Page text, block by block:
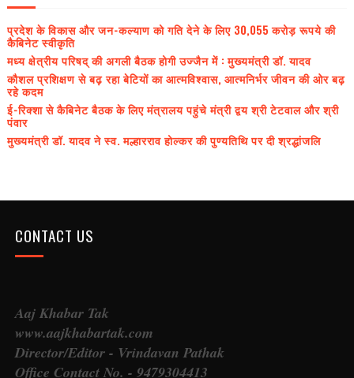
प्रदेश के विकास और जन-कल्याण को गति देने के लिए 30,055 करोड़ रूपये की
कैबिनेट स्वीकृति
मध्य क्षेत्रीय परिषद् की अगली बैठक होगी उज्जैन में : मुख्यमंत्री डॉ. यादव
कौशल प्रशिक्षण से बढ़ रहा बेटियों का आत्मविश्वास, आत्मनिर्भर जीवन की ओर बढ़
रहे कदम
ई-रिक्शा से कैबिनेट बैठक के लिए मंत्रालय पहुंचे मंत्री द्वय श्री टेटवाल और श्री
पंवार
मुख्यमंत्री डॉ. यादव ने स्व. मल्हारराव होल्कर की पुण्यतिथि पर दी श्रद्धांजलि
CONTACT US
Aaj Khabar Tak
www.aajkhabartak.com
Director/Editor - Vrindavan Pathak
Office Contact No. - 9479304413